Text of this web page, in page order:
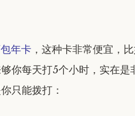
年卡 ，这种卡非常便宜，
你每天打5个小时，实在是
只能拨打：